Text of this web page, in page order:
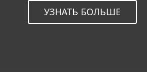
УЗНАТЬ БОЛЬШЕ